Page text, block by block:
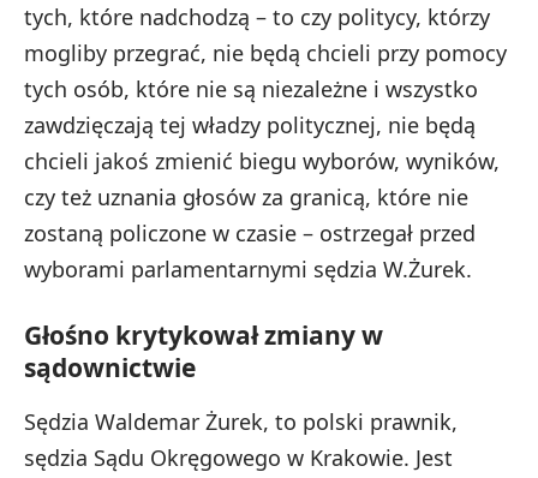
tych, które nadchodzą – to czy politycy, którzy
mogliby przegrać, nie będą chcieli przy pomocy
tych osób, które nie są niezależne i wszystko
zawdzięczają tej władzy politycznej, nie będą
chcieli jakoś zmienić biegu wyborów, wyników,
czy też uznania głosów za granicą, które nie
zostaną policzone w czasie – ostrzegał przed
wyborami parlamentarnymi sędzia W.Żurek.
Głośno krytykował zmiany w
sądownictwie
Sędzia Waldemar Żurek, to polski prawnik,
sędzia Sądu Okręgowego w Krakowie. Jest